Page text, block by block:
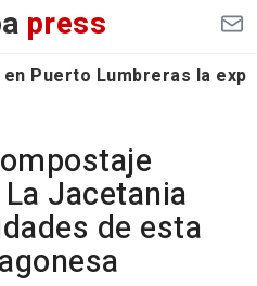
press
Puerto Lumbreras la
Jacetania
de esta